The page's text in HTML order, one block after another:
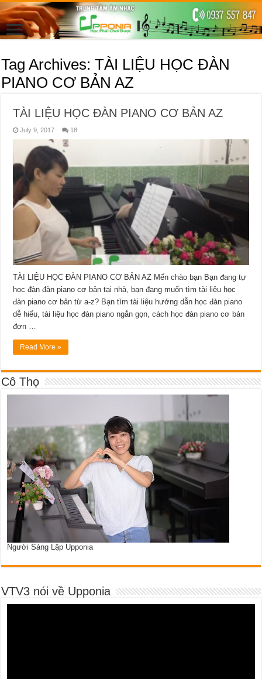
Tag Archives:TÀI LIỆU HỌC ĐÀN
PIANO CƠ BẢN AZ
TÀI LIỆU HỌC ĐÀN PIANO CƠ BẢN AZ
July 9, 2017 18
TÀI LIỆU HỌC ĐÀN PIANO CƠ BẢN AZ Mến chào bạn Bạn đang tự
học đàn đàn piano cơ bản tại nhà, bạn đang muốn tìm tài liệu học
đàn piano cơ bản từ a-z? Bạn tìm tài liệu hướng dẫn học đàn piano
dễ hiểu, tài liệu học đàn piano ngắn gọn, cách học đàn piano cơ bản
đơn …
Read More »
Cô Thọ
Người Sáng Lập Upponia
VTV3 nói về Upponia